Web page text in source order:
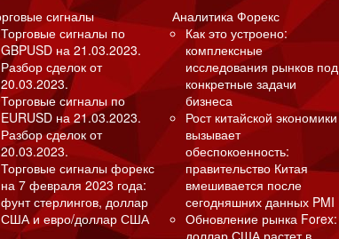
сигналы
Торговые сигналы по
GBPUSD на 21.03.2023.
Разбор сделок от
20.03.2023.
Торговые сигналы по
EURUSD на 21.03.2023.
Разбор сделок от
20.03.2023.
Торговые сигналы форекс
на 7 февраля 2023 года:
фунт стерлингов, доллар
США и евро/доллар США
Аналитика Форекс
Как это устроено:
комплексные
исследования рынков под
конкретные задачи
бизнеса
Рост китайской экономики
вызывает
обеспокоенность:
правительство Китая
вмешивается после
сегодняшних данных PMI
Обновление рынка Forex:
доллар США растет в